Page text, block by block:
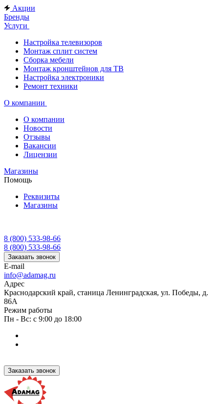
Акции
Бренды
Услуги
Настройка телевизоров
Монтаж сплит систем
Сборка мебели
Монтаж кронштейнов для ТВ
Настройка электроники
Ремонт техники
О компании
О компании
Новости
Отзывы
Вакансии
Лицензии
Магазины
Помощь
Реквизиты
Магазины
8 (800) 533-98-66
8 (800) 533-98-66
Заказать звонок
E-mail
info@adamag.ru
Адрес
Краснодарский край, станица Ленинградская, ул. Победы, д.
86А
Режим работы
Пн - Вс: с 9:00 до 18:00
Заказать звонок